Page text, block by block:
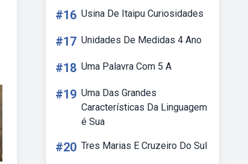
#16 Usina De Itaipu Curiosidades
#17 Unidades De Medidas 4 Ano
#18 Uma Palavra Com 5 A
#19 Uma Das Grandes
Características Da Linguagem
é Sua
#20 Tres Marias E Cruzeiro Do Sul